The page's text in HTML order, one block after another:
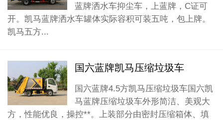
蓝牌洒水车抑尘车，上蓝牌，C证可
开。凯马蓝牌洒水车罐体实际容积可装五吨，包上牌。
凯马五方...
国六蓝牌凯马压缩垃圾车
国六蓝牌4.5方凯马压缩垃圾车国六凯
马蓝牌压缩垃圾车外形简洁、美观大
方，性能优良，操控**。上装部分由密封压缩箱体、填